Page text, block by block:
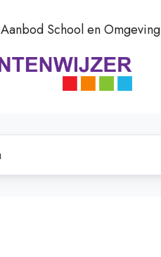
Aanbod School en Omgeving